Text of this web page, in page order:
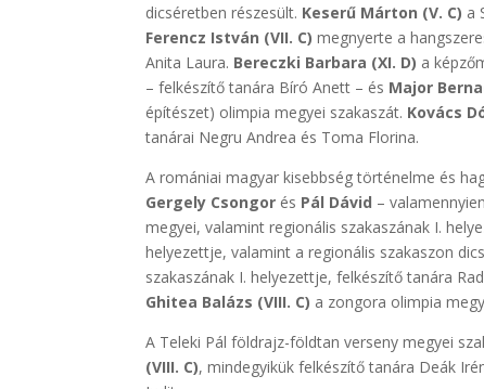
dicséretben részesült. Keserű Márton (V. C) a
Ferencz István (VII. C) megnyerte a
Anita Laura. Bereczki Barbara (XI. D) a
– felkészítő tanára Bíró Anett – és Major
építészet) olimpia megyei szakaszát. Kovács
tanárai Negru Andrea és Toma Florina.
A romániai magyar kisebbség történelme és
Gergely Csongor és Pál Dávid –
megyei, valamint regionális szakaszának I.
helyezettje, valamint a regionális szakaszon
szakaszának I. helyezettje, felkészítő tanára
Ghitea Balázs (VIII. C) a zongora olimpia
A Teleki Pál földrajz-földtan verseny megyei
(VIII. C), mindegyikük felkészítő tanára Deák